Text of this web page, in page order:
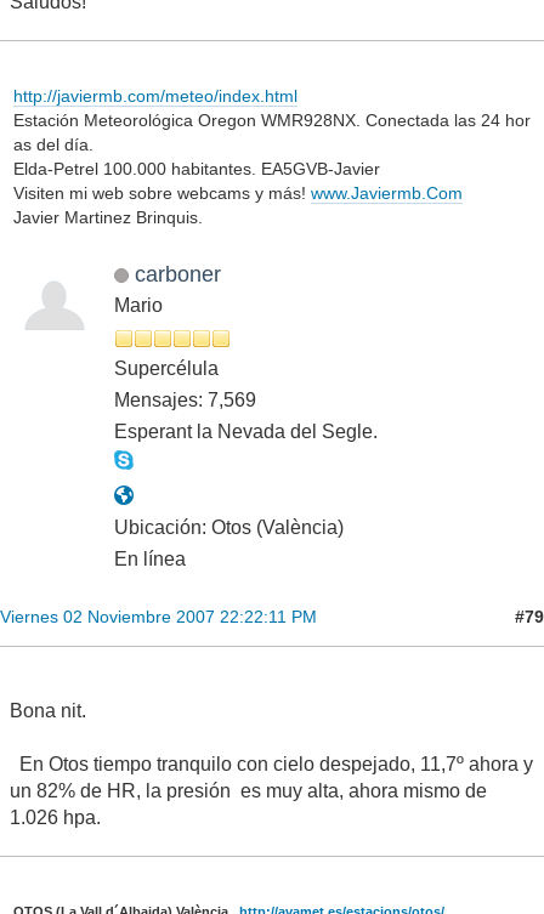
http://javiermb.com/meteo/index.html
Estación Meteorológica Oregon WMR928NX. Conectada las 24 hor
as del día.
Elda-Petrel 100.000 habitantes. EA5GVB-Javier
Visiten mi web sobre webcams y más! www.Javiermb.Com
Javier Martinez Brinquis.
carboner
Mario
Supercélula
Mensajes: 7,569
Esperant la Nevada del Segle.
Ubicación: Otos (València)
En línea
Viernes 02 Noviembre 2007 22:22:11 PM #79
Bona nit.
En Otos tiempo tranquilo con cielo despejado, 11,7º ahora y
un 82% de HR, la presión es muy alta, ahora mismo de
1.026 hpa.